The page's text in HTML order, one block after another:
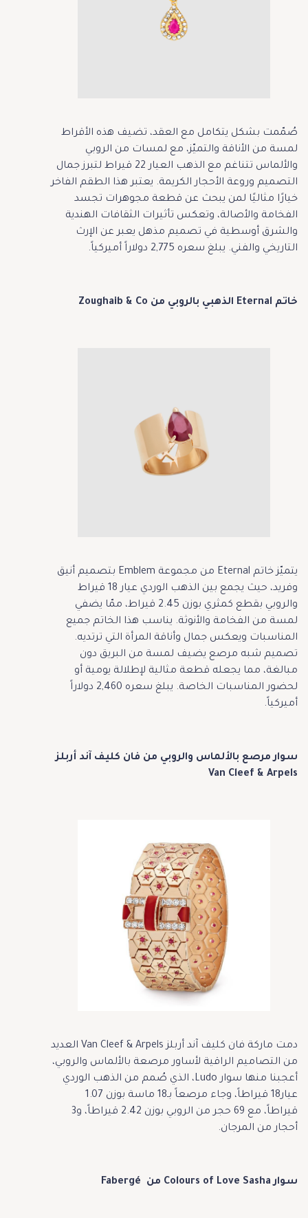
صُمّمت بشكل يتكامل مع العقد، تضيف هذه الأقراط
لمسة من الأناقة والتميّز، مع لمسات من الروبي
والألماس تتناغم مع الذهب العيار 22 قيراط لتبرز جمال
التصميم وروعة الأحجار الكريمة. يعتبر هذا الطقم الفاخر
خيارًا مثاليًا لمن يبحث عن قطعة مجوهرات تجسد
الفخامة والأصالة، وتعكس تأثيرات الثقافات الهندية
والشرق أوسطية في تصميم مذهل يعبر عن الإرث
التاريخي والفني. يبلغ سعره 2,775 دولاراً أميركياً.
خاتم Eternal الذهبي بالروبي من Zoughaib & Co
يتميّز خاتم Eternal من مجموعة Emblem بتصميم أنيق
وفريد، حيث يجمع بين الذهب الوردي عيار 18 قيراط
والروبي بقطع كمثري بوزن 2.45 قيراط، ممّا يضفي
لمسة من الفخامة والأنوثة. يناسب هذا الخاتم جميع
المناسبات ويعكس جمال وأناقة المرأة التي ترتديه.
تصميم شبه مرصع يضيف لمسة من البريق دون
مبالغة، مما يجعله قطعة مثالية لإطلالة يومية أو
لحضور المناسبات الخاصة. يبلغ سعره 2,460 دولاراً
أميركياً.
سوار مرصع بالألماس والروبي من فان كليف آند أربلز
Van Cleef & Arpels
دمت ماركة فان كليف آند أربلز Van Cleef & Arpels العديد
من التصاميم الراقية لأساور مرصعة بالألماس والروبي،
أعجبنا منها سوار Ludo، الذي صُمم من الذهب الوردي
عيار18 قيراطاً، وجاء مرصعاً بـ18 ماسة بوزن 1.07
قيراطاً، مع 69 حجر من الروبي بوزن 2.42 قيراطاً، و3
أحجار من المرجان.
سوار Colours of Love Sasha من Fabergé